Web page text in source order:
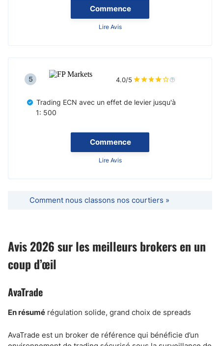
Commence
Lire Avis
Commence
Lire Avis
5 4.0/5
Trading ECN avec un effet de levier jusqu'à
1: 500
Comment nous classons nos courtiers »
Avis 2026 sur les meilleurs brokers en un
coup d’œil
AvaTrade
En résumé régulation solide, grand choix de spreads
AvaTrade est un broker de référence qui bénéficie d’un